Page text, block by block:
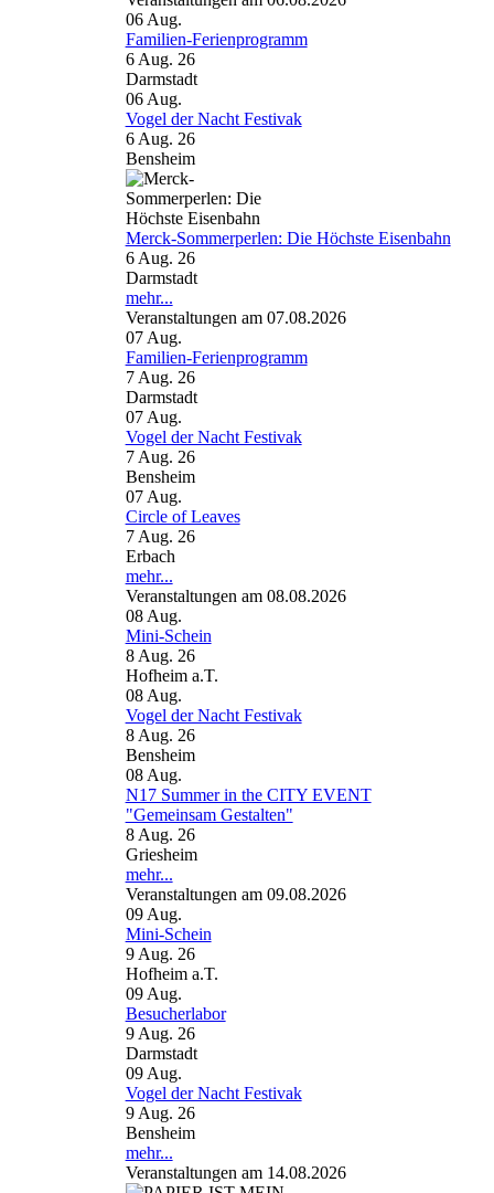
06 Aug.
Familien-Ferienprogramm
6 Aug. 26
Darmstadt
06 Aug.
Vogel der Nacht Festivak
6 Aug. 26
Bensheim
Merck-Sommerperlen: Die Höchste Eisenbahn
6 Aug. 26
Darmstadt
mehr...
Veranstaltungen am 07.08.2026
07 Aug.
Familien-Ferienprogramm
7 Aug. 26
Darmstadt
07 Aug.
Vogel der Nacht Festivak
7 Aug. 26
Bensheim
07 Aug.
Circle of Leaves
7 Aug. 26
Erbach
mehr...
Veranstaltungen am 08.08.2026
08 Aug.
Mini-Schein
8 Aug. 26
Hofheim a.T.
08 Aug.
Vogel der Nacht Festivak
8 Aug. 26
Bensheim
08 Aug.
N17 Summer in the CITY EVENT
"Gemeinsam Gestalten"
8 Aug. 26
Griesheim
mehr...
Veranstaltungen am 09.08.2026
09 Aug.
Mini-Schein
9 Aug. 26
Hofheim a.T.
09 Aug.
Besucherlabor
9 Aug. 26
Darmstadt
09 Aug.
Vogel der Nacht Festivak
9 Aug. 26
Bensheim
mehr...
Veranstaltungen am 14.08.2026